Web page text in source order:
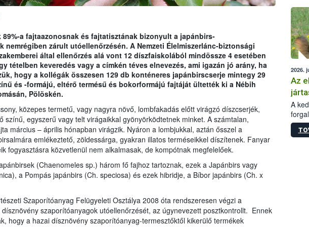
a fajtaazonosnak és fajtatisztának bizonyult a japánbirs-
nemrégiben zárult utóellenőrzésén. A Nemzeti Élelmiszerlánc-biztonsági
által ellenőrzés alá vont 12 díszfaiskolából mindössze 4 esetében
tételben keveredés vagy a címkén téves elnevezés, ami igazán jó arány, ha
hogy a kollégák összesen 129 db konténeres japánbirscserje mintegy 29
és -formájú, eltérő termésű és bokorformájú fajtáját ültették ki a Nébih
Pölöskén.
közepes termetű, vagy nagyra növő, lombfakadás előtt virágzó díszcserjék,
színű, egyszerű vagy telt virágaikkal gyönyörködtetnek minket. A számtalan,
március – április hónapban virágzik. Nyáron a lombjukkal, aztán ősszel a
emlékeztető, zöldessárga, gyakran illatos terméseikkel díszítenek. Fanyar
fogyasztásra közvetlenül nem alkalmasak, de kompótnak megfelelőek.
(Chaenomeles sp.) három fő fajhoz tartoznak, ezek a Japánbirs vagy
a Pompás japánbirs (Ch. speciosa) és ezek hibridje, a Bíbor japánbirs (Ch. x
Szaporítóanyag Felügyeleti Osztálya 2008 óta rendszeresen végzi a
szaporítóanyagok utóellenőrzését, az úgynevezett posztkontrollt. Ennek
hogy a hazai dísznövény szaporítóanyag-termesztőktől kikerülő termékek
2026.
Az
A